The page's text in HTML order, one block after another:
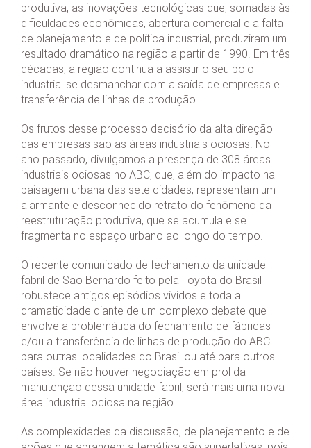
produtiva, as inovações tecnológicas que, somadas às
dificuldades econômicas, abertura comercial e a falta
de planejamento e de política industrial, produziram um
resultado dramático na região a partir de 1990. Em três
décadas, a região continua a assistir o seu polo
industrial se desmanchar com a saída de empresas e
transferência de linhas de produção.
Os frutos desse processo decisório da alta direção
das empresas são as áreas industriais ociosas. No
ano passado, divulgamos a presença de 308 áreas
industriais ociosas no ABC, que, além do impacto na
paisagem urbana das sete cidades, representam um
alarmante e desconhecido retrato do fenômeno da
reestruturação produtiva, que se acumula e se
fragmenta no espaço urbano ao longo do tempo.
O recente comunicado de fechamento da unidade
fabril de São Bernardo feito pela Toyota do Brasil
robustece antigos episódios vividos e toda a
dramaticidade diante de um complexo debate que
envolve a problemática do fechamento de fábricas
e/ou a transferência de linhas de produção do ABC
para outras localidades do Brasil ou até para outros
países. Se não houver negociação em prol da
manutenção dessa unidade fabril, será mais uma nova
área industrial ociosa na região.
As complexidades da discussão, de planejamento e de